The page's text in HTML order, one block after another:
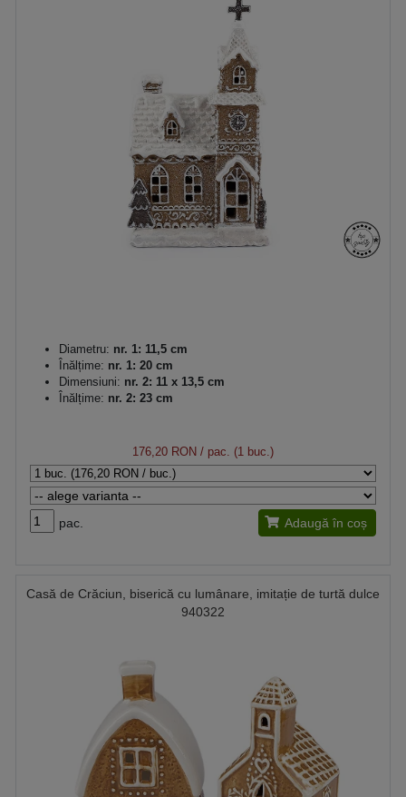
Diametru: nr. 1: 11,5 cm
Înălțime: nr. 1: 20 cm
Dimensiuni: nr. 2: 11 x 13,5 cm
Înălțime: nr. 2: 23 cm
176,20 RON / pac. (1 buc.)
pac. Adaugă în coș
Casă de Crăciun, biserică cu lumânare, imitație de turtă dulce
940322